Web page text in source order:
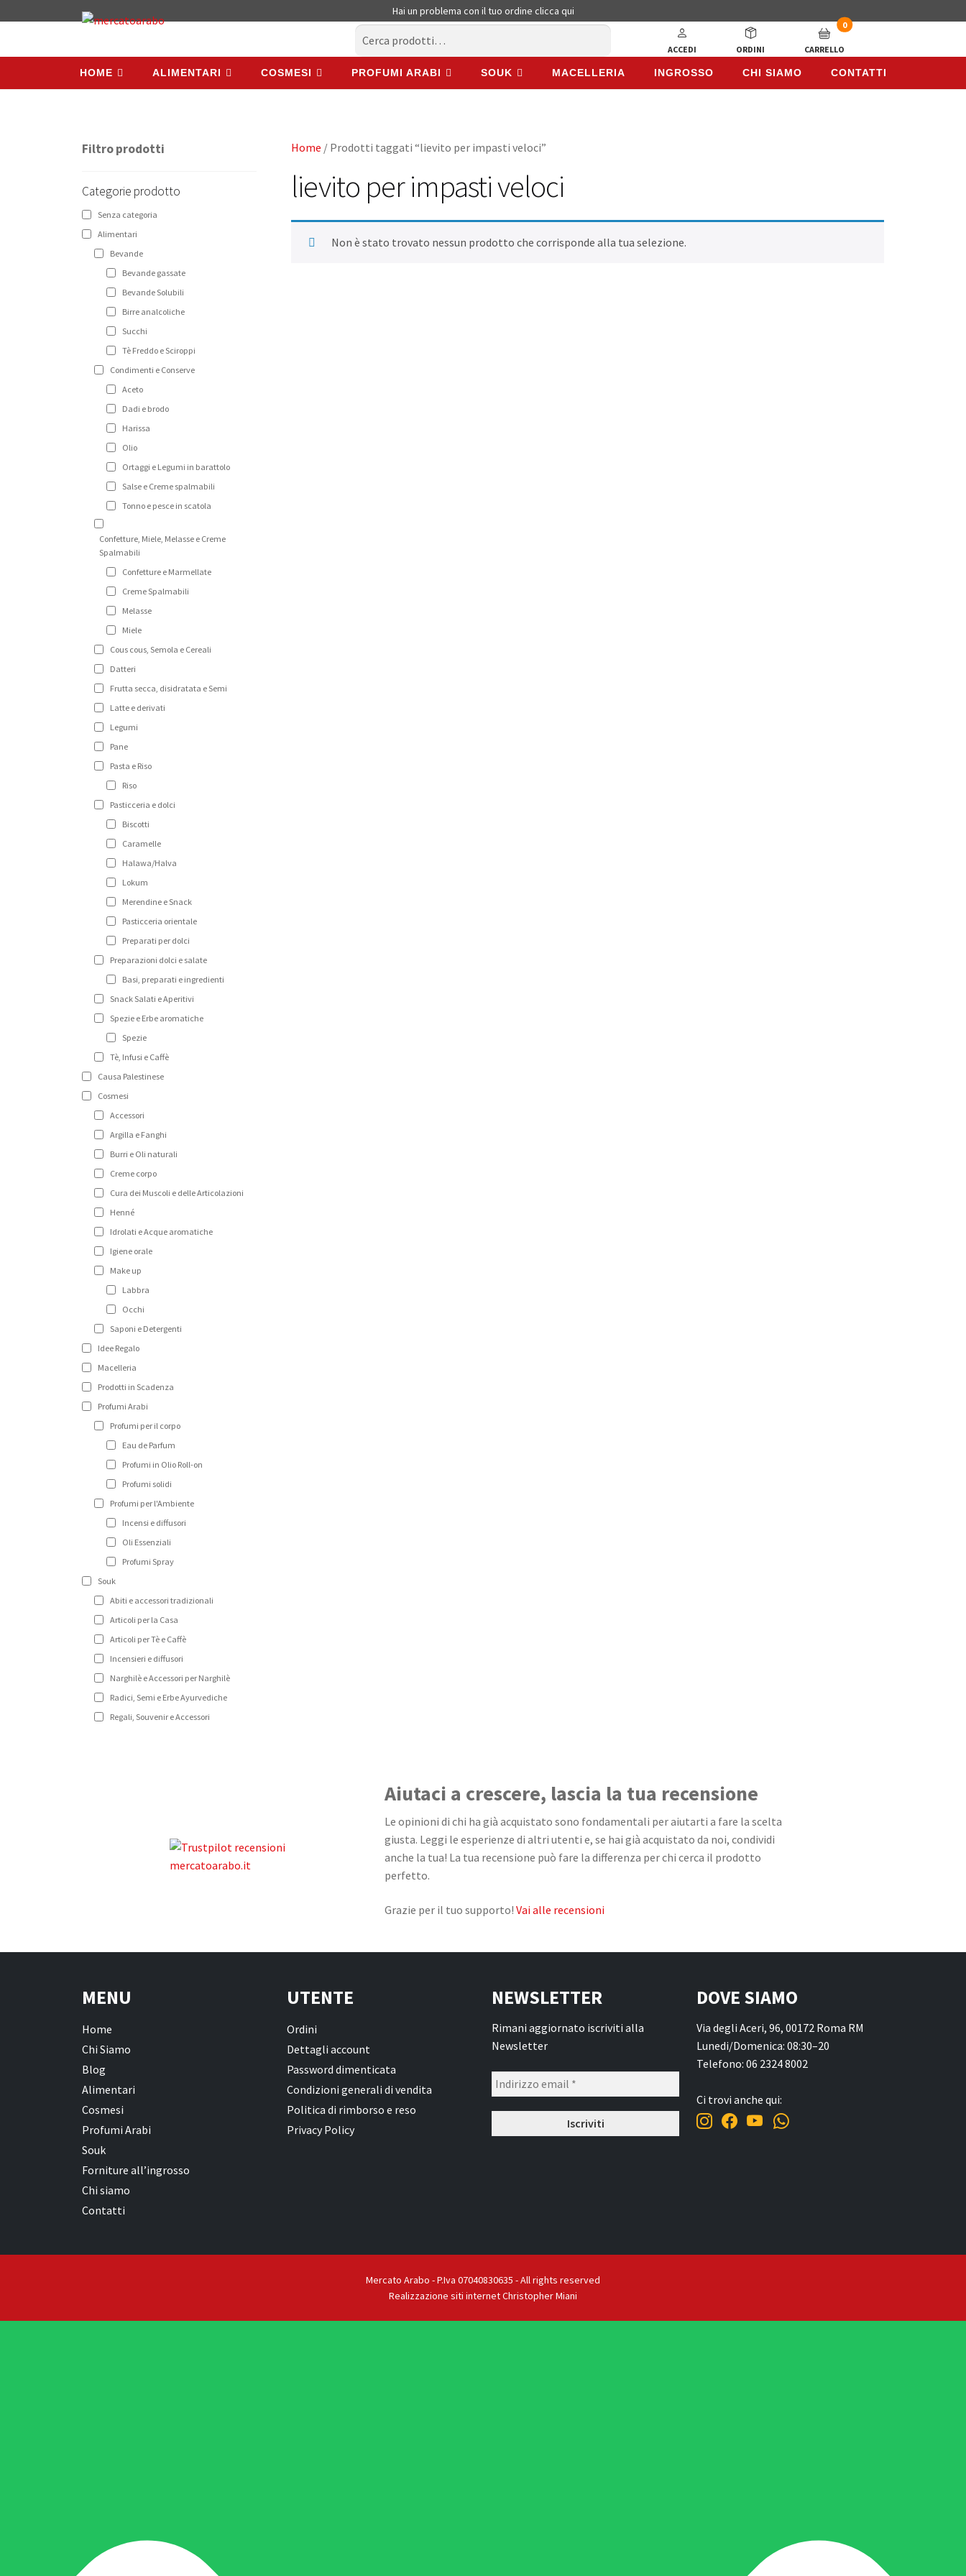
Hai un problema con il tuo ordine clicca qui
ACCEDI ORDINI
0
CARRELLO
HOME ALIMENTARI COSMESI PROFUMI ARABI SOUK MACELLERIA INGROSSO CHI SIAMO CONTATTI
Home / Prodotti taggati “lievito per impasti veloci”
lievito per impasti veloci
Non è stato trovato nessun prodotto che corrisponde alla tua selezione.
Filtro prodotti
Categorie prodotto
Senza categoria
Alimentari
Bevande
Bevande gassate
Bevande Solubili
Birre analcoliche
Succhi
Tè Freddo e Sciroppi
Condimenti e Conserve
Aceto
Dadi e brodo
Harissa
Olio
Ortaggi e Legumi in barattolo
Salse e Creme spalmabili
Tonno e pesce in scatola
Confetture, Miele, Melasse e Creme
Spalmabili
Confetture e Marmellate
Creme Spalmabili
Melasse
Miele
Cous cous, Semola e Cereali
Datteri
Frutta secca, disidratata e Semi
Latte e derivati
Legumi
Pane
Pasta e Riso
Riso
Pasticceria e dolci
Biscotti
Caramelle
Halawa/Halva
Lokum
Merendine e Snack
Pasticceria orientale
Preparati per dolci
Preparazioni dolci e salate
Basi, preparati e ingredienti
Snack Salati e Aperitivi
Spezie e Erbe aromatiche
Spezie
Tè, Infusi e Caffè
Causa Palestinese
Cosmesi
Accessori
Argilla e Fanghi
Burri e Oli naturali
Creme corpo
Cura dei Muscoli e delle Articolazioni
Henné
Idrolati e Acque aromatiche
Igiene orale
Make up
Labbra
Occhi
Saponi e Detergenti
Idee Regalo
Macelleria
Prodotti in Scadenza
Profumi Arabi
Profumi per il corpo
Eau de Parfum
Profumi in Olio Roll-on
Profumi solidi
Profumi per l'Ambiente
Incensi e diffusori
Oli Essenziali
Profumi Spray
Souk
Abiti e accessori tradizionali
Articoli per la Casa
Articoli per Tè e Caffè
Incensieri e diffusori
Narghilè e Accessori per Narghilè
Radici, Semi e Erbe Ayurvediche
Regali, Souvenir e Accessori
Aiutaci a crescere, lascia la tua recensione
Le opinioni di chi ha già acquistato sono fondamentali per aiutarti a fare la scelta
giusta. Leggi le esperienze di altri utenti e, se hai già acquistato da noi, condividi
anche la tua! La tua recensione può fare la differenza per chi cerca il prodotto
perfetto.
Grazie per il tuo supporto! Vai alle recensioni
MENU
Home
Chi Siamo
Blog
Alimentari
Cosmesi
Profumi Arabi
Souk
Forniture all’ingrosso
Chi siamo
Contatti
UTENTE
Ordini
Dettagli account
Password dimenticata
Condizioni generali di vendita
Politica di rimborso e reso
Privacy Policy
NEWSLETTER
Rimani aggiornato iscriviti alla
Newsletter
DOVE SIAMO
Via degli Aceri, 96, 00172 Roma RM
Lunedi/Domenica: 08:30–20
Telefono: 06 2324 8002
Ci trovi anche qui:
Mercato Arabo - P.Iva 07040830635 - All rights reserved
Realizzazione siti internet Christopher Miani